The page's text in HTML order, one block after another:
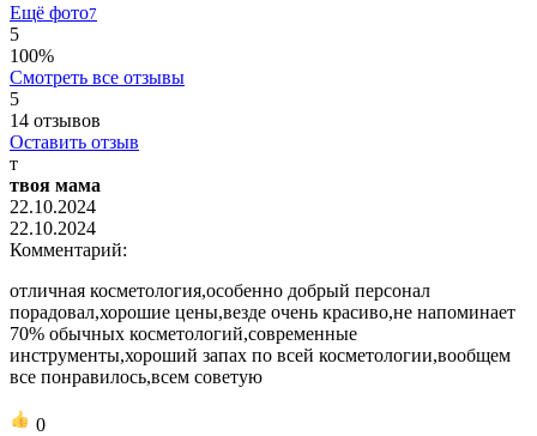
Ещё фото7
5
100%
Смотреть все отзывы
5
14 отзывов
Оставить отзыв
т
твоя мама
22.10.2024
22.10.2024
Комментарий:
отличная косметология,особенно добрый персонал
порадовал,хорошие цены,везде очень красиво,не напоминает
70% обычных косметологий,современные
инструменты,хороший запах по всей косметологии,вообщем
все понравилось,всем советую
0